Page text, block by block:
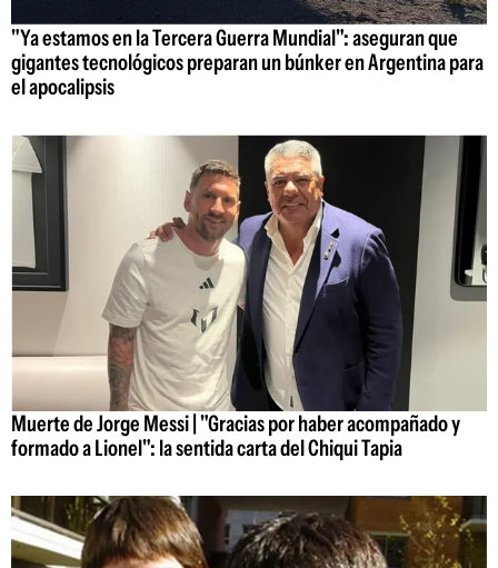
"Ya estamos en la Tercera Guerra Mundial": aseguran que
gigantes tecnológicos preparan un búnker en Argentina para
el apocalipsis
Muerte de Jorge Messi | "Gracias por haber acompañado y
formado a Lionel": la sentida carta del Chiqui Tapia